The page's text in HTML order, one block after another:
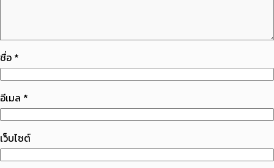
ชื่อ *
อีเมล *
เว็บไซต์